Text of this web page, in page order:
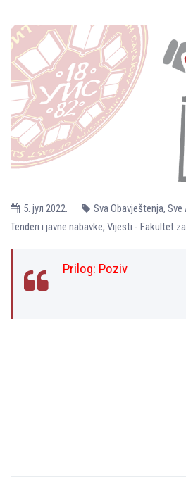
5. јул 2022. Sva Obavještenja, Sve
Tenderi i javne nabavke, Vijesti - Fakultet
Prilog: Poziv